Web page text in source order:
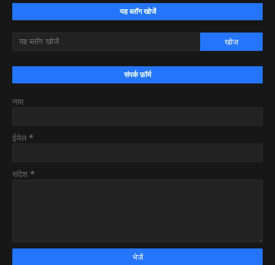
यह ब्लॉग खोजें
संपर्क फ़ॉर्म
नाम
ईमेल *
संदेश *